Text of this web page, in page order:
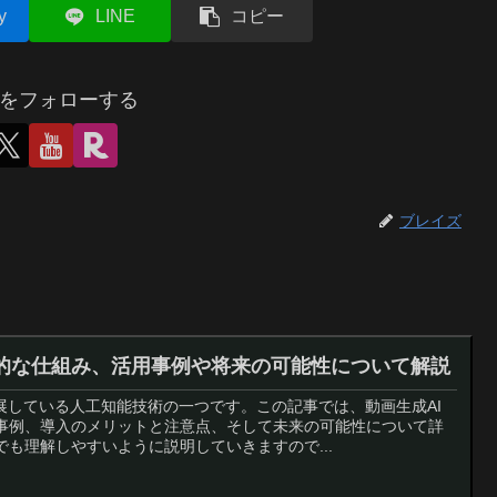
LINE コピー
フォローする
ブレイズ
な仕組み、活用事例や将来の可能性について解説
ている人工知能技術の一つです。この記事では、動画生成AI
例、導入のメリットと注意点、そして未来の可能性について詳
も理解しやすいように説明していきますので...